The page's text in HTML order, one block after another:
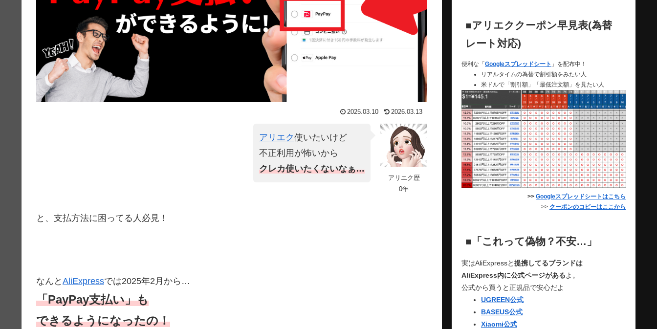
2025.03.10 2026.03.13
アリエク歴
0年
アリエク使いたいけど
不正利用が怖いから
クレカ使いたくないなぁ…
と、支払方法に困ってる人必見！
なんと AliExpressでは2025年2月から…
「PayPay支払い」も
できるようになったの！
■アリエククーポン早見表(為替
レート対応)
便利な「 Googleスプレッドシート 」を配布中！
リアルタイムの為替で割引額をみたい人
米ドルで「割引額」「最低注文額」を見たい人
>> Googleスプレッドシートはこちら
>> クーポンのコピーはここから
■「これって偽物？不安…」
実はAliExpressと提携してるブランドは
AliExpress内に公式ページがあるよ。
公式から買うと正規品で安心だよ
UGREEN公式
BASEUS公式
Xiaomi公式